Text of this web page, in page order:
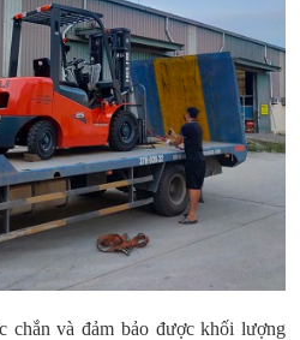
chắn và đảm bảo được khối lượng